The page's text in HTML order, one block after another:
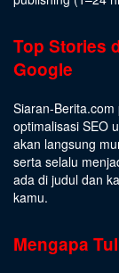
Top Stories
Google
Siaran-
optimalisasi SEO
akan langsung
serta selalu
ada di judul dan
kamu.
Mengapa